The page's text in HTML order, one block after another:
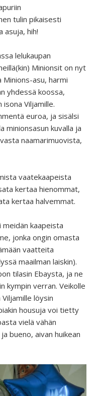
tulin pikaisesti
asuja, hih!
lelukaupan
Minionsit on nyt
Minions-asu, harmi
yhdessä koossa,
isona Viljamille.
euroa, ja sisälsi
minionsasun kuvalla ja
naamarimuovista,
vaatekaapeista
kertaa hienommat,
kertaa halvemmat.
kaapeista
jonka ongin omasta
vaatteita
maailman laiskin).
tilasin Ebaysta, ja ne
kympin verran. Veikolle
löysin
housuja voi tietty
vielä vähän
bueno, aivan huikean